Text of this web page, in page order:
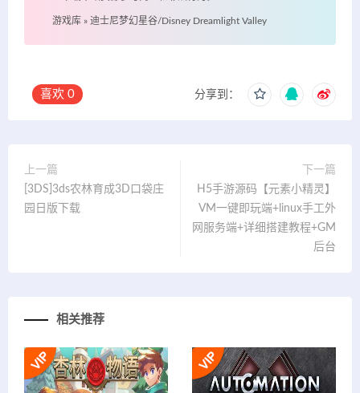
游戏库 » 迪士尼梦幻星谷/Disney Dreamlight Valley
喜欢 0 分享到：
上一篇
[3DS]3ds农林育成3D口袋庄
园日版下载
下一篇
H5手游源码【元素小精灵】
VM一键即玩端+linux手工外
网服务端+详细搭建教程+GM
后台
相关推荐